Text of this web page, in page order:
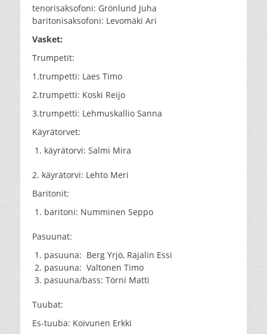
tenorisaksofoni: Grönlund Juha
baritonisaksofoni: Levomäki Ari
Vasket:
Trumpetit:
1.trumpetti: Laes Timo
2.trumpetti: Koski Reijo
3.trumpetti: Lehmuskallio Sanna
Käyrätorvet:
käyrätorvi: Salmi Mira
2. käyrätorvi: Lehto Meri
Baritonit:
baritoni: Numminen Seppo
Pasuunat:
pasuuna: Berg Yrjö, Rajalin Essi
pasuuna: Valtonen Timo
pasuuna/bass: Törni Matti
Tuubat:
Es-tuuba: Koivunen Erkki